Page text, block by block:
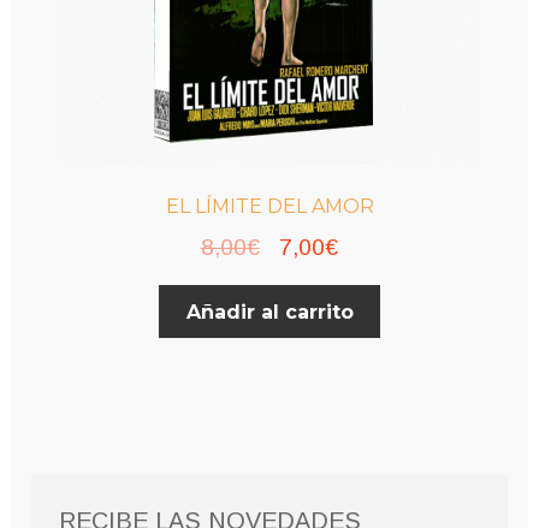
EL LÍMITE DEL AMOR
8,00€
El
precio
original
7,00€El
precio
actual
Añadir al carrito
RECIBE LAS NOVEDADES